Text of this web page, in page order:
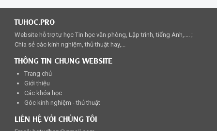
TUHOC.PRO
Website hỗ trợ tự học Tin học văn phòng, Lập trình, tiếng Anh,.... ;
Chia sẻ các kinh nghiệm, thủ thuật hay,...
THÔNG TIN CHUNG WEBSITE
Trang chủ
Giới thiệu
Các khóa học
Góc kinh nghiệm - thủ thuật
LIÊN HỆ VỚI CHÚNG TÔI